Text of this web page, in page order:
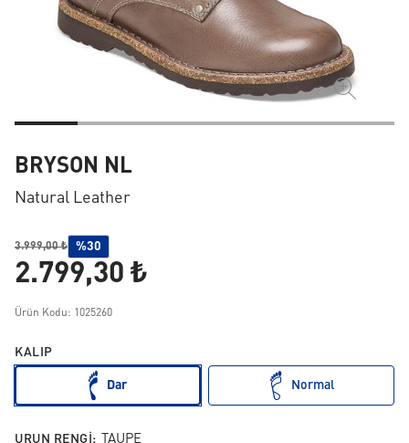
BRYSON NL
Natural Leather
3.999,00 ₺ %30
2.799,30 ₺
Ürün Kodu: 1025260
KALIP
Dar Normal
URUN RENGI: TAUPE